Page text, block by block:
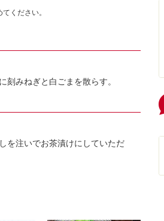
ください。
みねぎと白ごまを散らす。
を注いでお茶漬けにしていただ